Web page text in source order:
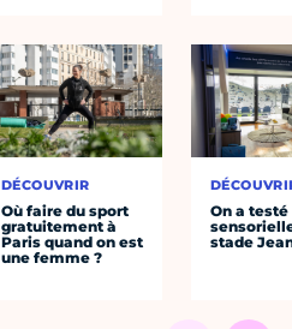
DÉCOUVRIR
Où faire du sport
gratuitement à
Paris quand on est
une femme ?
On a
stade